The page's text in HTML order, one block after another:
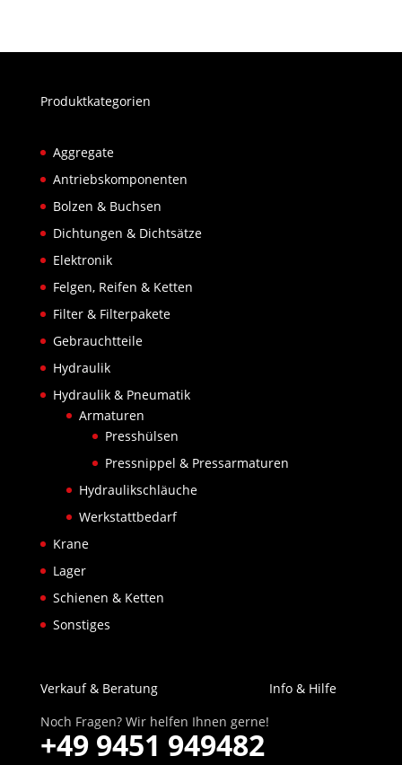
Produktkategorien
Aggregate
Antriebskomponenten
Bolzen & Buchsen
Dichtungen & Dichtsätze
Elektronik
Felgen, Reifen & Ketten
Filter & Filterpakete
Gebrauchtteile
Hydraulik
Hydraulik & Pneumatik
Armaturen
Presshülsen
Pressnippel & Pressarmaturen
Hydraulikschläuche
Werkstattbedarf
Krane
Lager
Schienen & Ketten
Sonstiges
Verkauf & Beratung
Noch Fragen? Wir helfen Ihnen gerne!
+49 9451 949482
Info & Hilfe